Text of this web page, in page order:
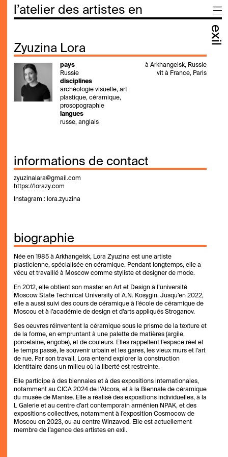
l’atelier des artistes en
exil
Zyuzina Lora
pays
Russie
disciplines
archéologie visuelle, art
plastique, céramique,
prosopographie
langues
russe, anglais
à Arkhangelsk, Russie
vit à France, Paris
informations de contact
zyuzinalara@gmail.com
https://lorazy.com
Instagram : lora.zyuzina
biographie
Née en 1985 à Arkhangelsk, Lora Zyuzina est une artiste
plasticienne, spécialisée en céramique. Pendant longtemps, elle a
vécu et travaillé à Moscow comme styliste et designer de mode.
En 2012, elle obtient son master en Art et Design à l’université
Moscow State Technical University of A.N. Kosygin. Jusqu’en 2022,
elle a aussi suivi des cours de céramique à l’école de céramique de
Moscou et à l’académie de design et d’arts appliqués Stroganov.
Ses oeuvres réinventent la céramique sous le prisme de la texture et
de la forme, en empruntant à une palette de matières (argile,
porcelaine, engobe), et de couleurs. Elles rappellent l’espace réel et
le temps passé, le souvenir urbain et les gares, les vieux murs et l’art
de rue. Par son travail, Lora entend explorer la construction
identitaire dans un milieu où la liberté est restreinte.
Elle participe à des biennales et à des expositions internationales,
notamment au CICA 2024 de l’Alcora, et à la Biennale de céramique
du musée de Manise. Elle a réalisé des expositions individuelles, à la
L Galerie et au centre d’art contemporain arménien NPAK, et des
expositions collectives, notamment à l’exposition Cosmocow de
Moscou en 2023, ou au centre Winzavod. Elle est actuellement
membre de l’agence des artistes en exil.